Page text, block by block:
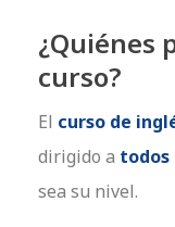
¿Quiénes
curso?
El curso de
dirigido a todos
sea su nivel.